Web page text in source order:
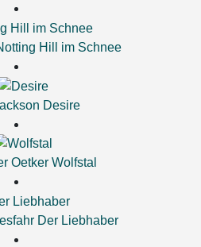
Hill im Schnee
Desire
Oetker Wolfstal
Der Liebhaber